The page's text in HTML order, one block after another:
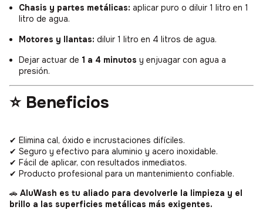
Chasis y partes metálicas: aplicar puro o diluir 1 litro en 1
litro de agua.
Motores y llantas: diluir 1 litro en 4 litros de agua.
Dejar actuar de 1 a 4 minutos y enjuagar con agua a
presión.
⭐ Beneficios
✔ Elimina cal, óxido e incrustaciones difíciles.
✔ Seguro y efectivo para aluminio y acero inoxidable.
✔ Fácil de aplicar, con resultados inmediatos.
✔ Producto profesional para un mantenimiento confiable.
🚗 AluWash es tu aliado para devolverle la limpieza y el
brillo a las superficies metálicas más exigentes.